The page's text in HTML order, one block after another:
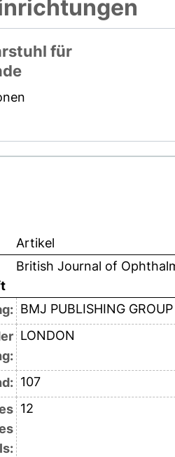
für
Artikel
British Journal of
BMJ PUBLISHING GROUP
LONDON
107
12